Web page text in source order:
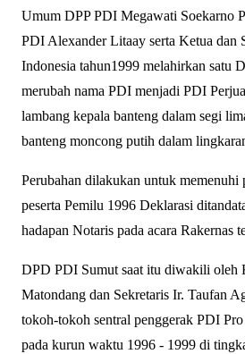
Umum DPP PDI Megawati Soekarno
PDI Alexander Litaay serta Ketua dan
Indonesia tahun1999 melahirkan satu
merubah nama PDI menjadi PDI
lambang kepala banteng dalam segi
banteng moncong putih dalam
Perubahan dilakukan untuk memenuhi
peserta Pemilu 1996 Deklarasi
hadapan Notaris pada acara Rakernas
DPD PDI Sumut saat itu diwakili oleh
Matondang dan Sekretaris Ir. Taufan
tokoh-tokoh sentral penggerak PDI
pada kurun waktu 1996 - 1999 di